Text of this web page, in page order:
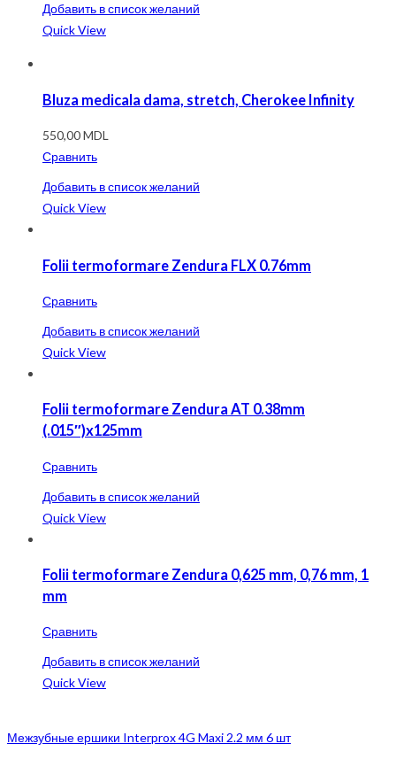
Добавить в список желаний
Quick View
Bluza medicala dama, stretch, Cherokee Infinity
550,00MDL
Сравнить
Добавить в список желаний
Quick View
Folii termoformare Zendura FLX 0.76mm
Сравнить
Добавить в список желаний
Quick View
Folii termoformare Zendura AT 0.38mm
(.015″)x125mm
Сравнить
Добавить в список желаний
Quick View
Folii termoformare Zendura 0,625 mm, 0,76 mm, 1
mm
Сравнить
Добавить в список желаний
Quick View
Межзубные ершики Interprox 4G Maxi 2.2 мм 6 шт